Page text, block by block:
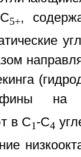
5+,
на
в C1-C4